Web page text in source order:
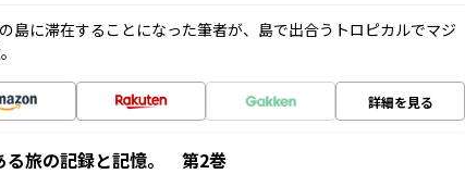
島に滞在することになった筆者が、島で出合うトロピカルでマジ
詳細を見る
旅の記録と記憶。 第2巻